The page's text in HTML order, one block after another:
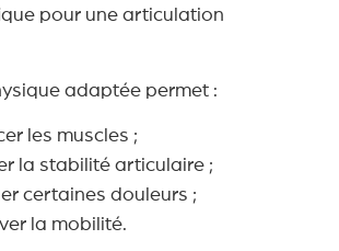
pour une articulation
adaptée permet :
les muscles ;
la stabilité articulaire ;
certaines douleurs ;
la mobilité.